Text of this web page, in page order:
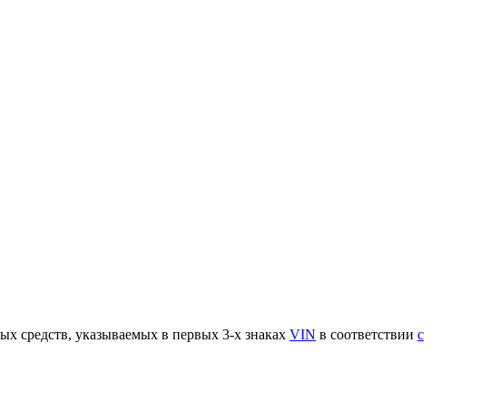
средств, указываемых в первых 3-х знаках VIN в соответствии с